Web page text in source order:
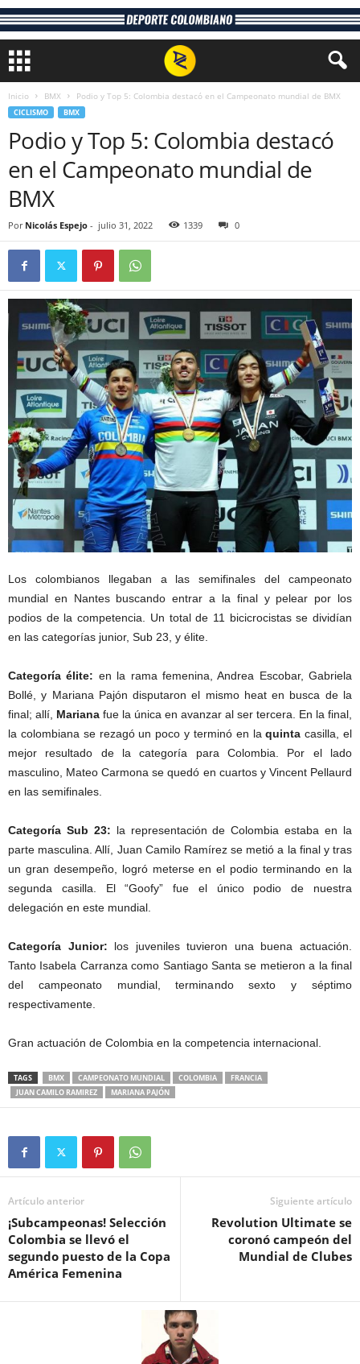
Inicio BMX Podio y Top 5: Colombia destacó en el Campeonato mundial de BMX
CICLISMO BMX
Podio y Top 5: Colombia destacó
en el Campeonato mundial de
BMX
Por Nicolás Espejo - julio 31, 2022 1339 0
Los colombianos llegaban a las semifinales del campeonato
mundial en Nantes buscando entrar a la final y pelear por los
podios de la competencia. Un total de 11 bicicrocistas se dividían
en las categorías junior, Sub 23, y élite.
Categoría élite: en la rama femenina, Andrea Escobar, Gabriela
Bollé, y Mariana Pajón disputaron el mismo heat en busca de la
final; allí, Mariana fue la única en avanzar al ser tercera. En la final,
la colombiana se rezagó un poco y terminó en laquinta casilla, el
mejor resultado de la categoría para Colombia. Por el lado
masculino, Mateo Carmona se quedó en cuartos y Vincent Pellaurd
en las semifinales.
Categoría Sub 23: la representación de Colombia estaba en la
parte masculina. Allí, Juan Camilo Ramírez se metió a la final y tras
un gran desempeño, logró meterse en el podio terminando en la
segunda casilla. El “Goofy” fue el único podio de nuestra
delegación en este mundial.
Categoría Junior: los juveniles tuvieron una buena actuación.
Tanto Isabela Carranza como Santiago Santa se metieron a la final
del campeonato mundial, terminando sexto y séptimo
respectivamente.
Gran actuación de Colombia en la competencia internacional.
TAGS BMX CAMPEONATO MUNDIAL COLOMBIA
FRANCIA
JUAN CAMILO RAMIREZ
MARIANA PAJÓN
Artículo anterior
¡Subcampeonas! Selección
Colombia se llevó el
segundo puesto de la Copa
América Femenina
Siguiente artículo
Revolution Ultimate se
coronó campeón del
Mundial de Clubes